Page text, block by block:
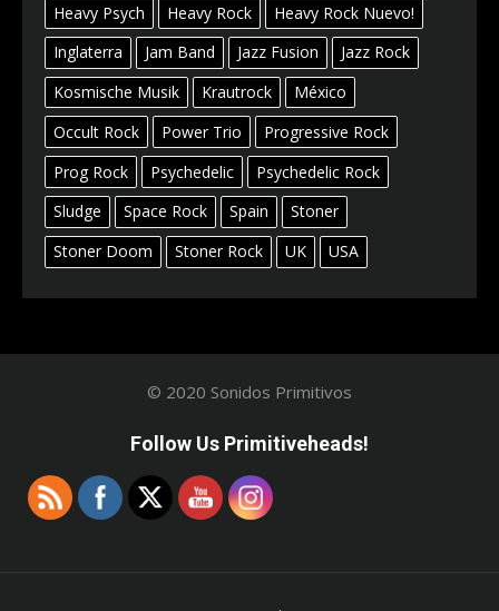
Heavy Psych
Heavy Rock
Heavy Rock Nuevo!
Inglaterra
Jam Band Jazz Fusion
Jazz Rock
Kosmische Musik
Krautrock
México
Occult Rock
Power Trio
Progressive Rock
Prog Rock
Psychedelic
Psychedelic Rock
Sludge
Space Rock Spain
Stoner
Stoner Doom
Stoner Rock UK USA
© 2020 Sonidos Primitivos
Follow Us Primitiveheads!